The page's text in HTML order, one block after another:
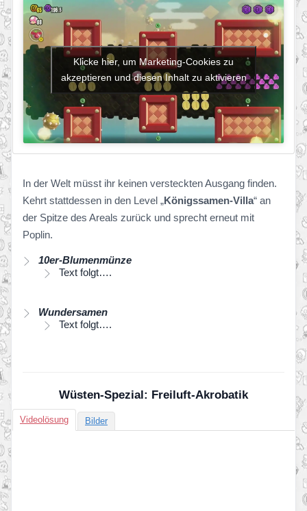
Klicke hier, um Marketing-Cookies zu
akzeptieren und diesen Inhalt zu aktivieren
In der Welt müsst ihr keinen versteckten Ausgang finden.
Kehrt stattdessen in den Level „Königssamen-Villa“ an
der Spitze des Areals zurück und sprecht erneut mit
Poplin.
10er-Blumenmünze
Text folgt….
Wundersamen
Text folgt….
Wüsten-Spezial: Freiluft-Akrobatik
Videolösung Bilder